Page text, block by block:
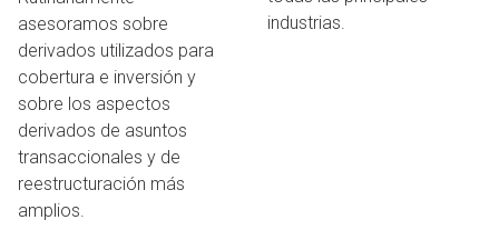
asesoramos sobre
derivados utilizados para
cobertura e inversión y
sobre los aspectos
derivados de asuntos
transaccionales y de
reestructuración más
amplios.
industrias.